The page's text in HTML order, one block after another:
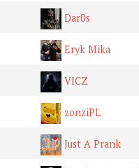
Dar0s
Eryk Mika
VICZ
zonziPL
Just A Prank